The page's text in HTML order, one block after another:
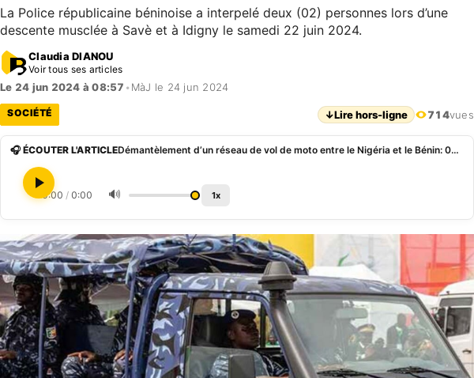
La Police républicaine béninoise a interpelé deux (02) personnes lors d’une
descente musclée à Savè et à Idigny le samedi 22 juin 2024.
Claudia DIANOU
Voir tous ses articles
Le 24 jun 2024 à 08:57 • MàJ le 24 jun 2024
SOCIÉTÉ ↓Lire hors-ligne 714vues
🎧 ÉCOUTER L'ARTICLE Démantèlement d’un réseau de vol de moto entre le Nigéria et le Bénin: 02 personnes interpellées à Savè et à Idigny
0:00 / 0:00 🔊 1x